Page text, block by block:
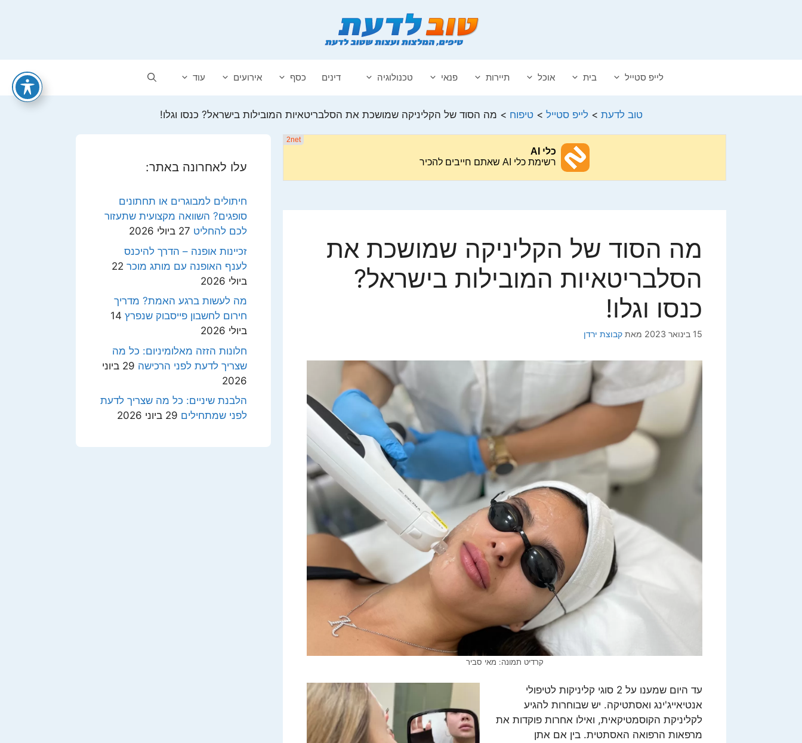
לייפ סטייל בית אוכל תיירות פנאי טכנולוגיה דינים כסף אירועים עוד
טוב לדעת >לייפ סטייל >טיפוח > מה הסוד של הקליניקה שמושכת את הסלבריטאיות המובילות בישראל? כנסו וגלו!
מה הסוד של הקליניקה שמושכת את
הסלבריטאיות המובילות בישראל?
כנסו וגלו!
15 בינואר 2023 מאת קבוצת ירדן
קרדיט תמונה: מאי סביר
עד היום שמענו על 2 סוגי קליניקות לטיפולי
אנטיאייג'ינג ואסתטיקה. יש שבוחרות להגיע
לקליניקת הקוסמטיקאית, ואילו אחרות פוקדות את
מרפאות הרפואה האסתטית. בין אם אתן
עלו לאחרונה באתר:
חיתולים למבוגרים או תחתונים
סופגים? השוואה מקצועית שתעזור
לכם להחליט 27 ביולי 2026
זכיינות אופנה – הדרך להיכנס
לענף האופנה עם מותג מוכר 22
ביולי 2026
מה לעשות ברגע האמת? מדריך
חירום לחשבון פייסבוק שנפרץ 14
ביולי 2026
חלונות הזזה מאלומיניום: כל מה
שצריך לדעת לפני הרכישה
29 ביוני
2026
הלבנת שיניים: כל מה שצריך לדעת
לפני שמתחילים 29 ביוני 2026